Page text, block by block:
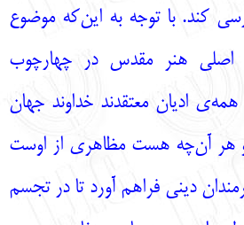
کند. با توجه به این‌که موضوع
اصلی هنر مقدس در چهارچوب
ادیان معتقدند خداوند جهان
و هر آن‌چه هست مظاهری از اوست
دینی فراهم آورد تا در تجسم